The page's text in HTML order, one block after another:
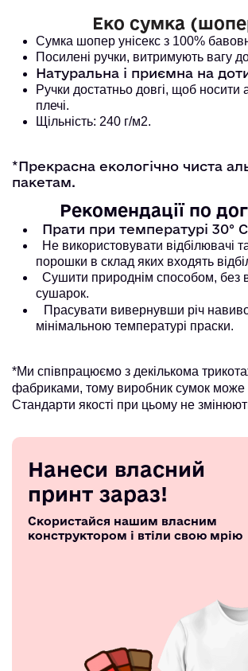
Еко сумка
Сумка шопер унісекс з 100%
Посилені ручки, витримують вагу до
Натуральна і приємна на
Ручки достатньо довгі, щоб носити
плечі.
Щільність: 240 г/м2.
*Прекрасна екологічно чиста
пакетам.
Рекомендації по
Прати при температурі 30°
Не використовувати відбілювачі
порошки в склад яких входять
Сушити природнім способом, без
сушарок.
Прасувати вивернувши річ
мінімальною температурі праски.
*Ми співпрацюємо з декількома
фабриками, тому виробник сумок може
Стандарти якості при цьому не
Нанеси власний
принт зараз!
Скористайся нашим власним
конструктором і втіли свою мрію